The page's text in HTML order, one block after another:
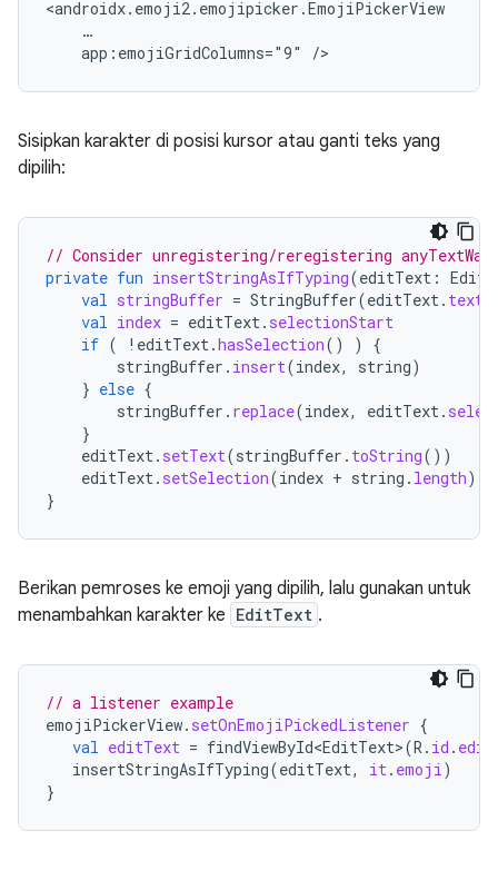
app:emojiGridColumns="9"
Sisipkan karakter di posisi kursor atau ganti teks yang
dipilih:
// Consider unregistering/reregistering
private fun insertStringAsIfTyping(editText :
val stringBuffer = StringBuffer(editText. text
val index = editText. selectionStart
if ( ! editText.hasSelection() )
{
stringBuffer . insert(index, string)
} else {
stringBuffer . replace(index, editText.
}
editText. setText(stringBuffer . toString())
editText. setSelection(index + string . length)
}
Berikan pemroses ke emoji yang dipilih, lalu gunakan untuk
menambahkan karakter ke EditText .
// a listener example
emojiPickerView. setOnEmojiPickedListener {
val editText = findViewById<EditText>(R . id .
insertStringAsIfTyping(editText, it. emoji)
}